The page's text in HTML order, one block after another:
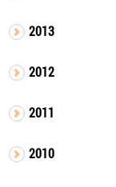
2013
2012
2011
2010